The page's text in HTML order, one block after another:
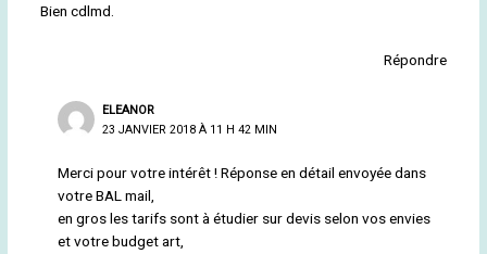
Bien cdlmd.
Répondre
ELEANOR
23 JANVIER 2018 À 11 H 42 MIN
Merci pour votre intérêt ! Réponse en détail envoyée dans
votre BAL mail,
en gros les tarifs sont à étudier sur devis selon vos envies
et votre budget art,